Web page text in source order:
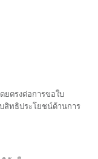
ยตรงต่อการขอใบ
สิทธิประโยชน์ด้านการ